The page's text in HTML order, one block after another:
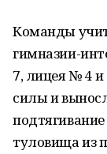
Команды
гимназии-
7, лицея № 4
силы и
туловища из